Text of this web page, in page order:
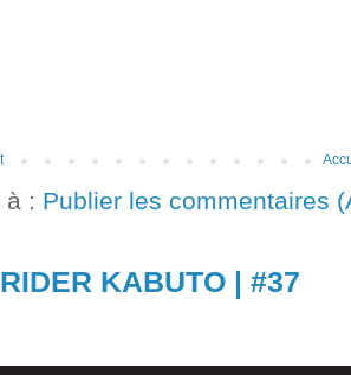
à : Publier les commentaires
KABUTO | #37